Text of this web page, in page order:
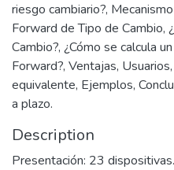
riesgo cambiario?,
Forward de Tipo de Cambio,
Cambio?, ¿Cómo se calcula
Forward?, Ventajas,
equivalente, Ejemplos,
a plazo.
Description
Presentación: 23 dispositivas.